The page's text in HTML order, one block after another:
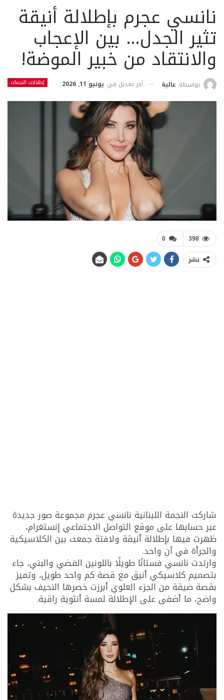
نانسي عجرم بإطلالة أنيقة
تثير الجدل… بين الإعجاب
والانتقاد من خبير الموضة!
إطلالات النجمات بواسطة عالية أخر تعديل في يونيو 11, 2026
0 398
نشر
شاركت النجمة اللبنانية نانسي عجرم مجموعة صور جديدة
عبر حسابها على موقع التواصل الاجتماعي إنستغرام،
ظهرت فيها بإطلالة أنيقة ولافتة جمعت بين الكلاسيكية
والجرأة في آن واحد.
وارتدت نانسي فستانًا طويلًا باللونين الفضي والبني، جاء
بتصميم كلاسيكي أنيق مع قصة كم واحد طويل، وتميز
بقصة ضيقة من الجزء العلوي أبرزت خصرها النحيف بشكل
واضح، ما أضفى على الإطلالة لمسة أنثوية راقية.